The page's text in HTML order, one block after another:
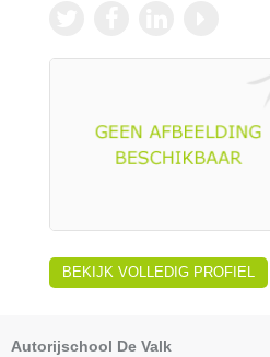
BEKIJK VOLLEDIG PROFIEL
Autorijschool De Valk